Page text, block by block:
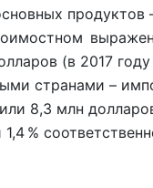
(в 2017
странами –
8,3 млн
%